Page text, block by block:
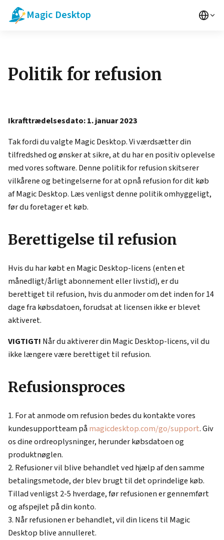
Magic Desktop
Politik for refusion
Ikrafttrædelsesdato: 1. januar 2023
Tak fordi du valgte Magic Desktop. Vi værdsætter din
tilfredshed og ønsker at sikre, at du har en positiv oplevelse
med vores software. Denne politik for refusion skitserer
vilkårene og betingelserne for at opnå refusion for dit køb
af Magic Desktop. Læs venligst denne politik omhyggeligt,
før du foretager et køb.
Berettigelse til refusion
Hvis du har købt en Magic Desktop-licens (enten et
månedligt/årligt abonnement eller livstid), er du
berettiget til refusion, hvis du anmoder om det inden for 14
dage fra købsdatoen, forudsat at licensen ikke er blevet
aktiveret.
VIGTIGT! Når du aktiverer din Magic Desktop-licens, vil du
ikke længere være berettiget til refusion.
Refusionsproces
For at anmode om refusion bedes du kontakte vores
kundesupportteam på magicdesktop.com/go/support. Giv
os dine ordreoplysninger, herunder købsdatoen og
produktnøglen.
Refusioner vil blive behandlet ved hjælp af den samme
betalingsmetode, der blev brugt til det oprindelige køb.
Tillad venligst 2-5 hverdage, før refusionen er gennemført
og afspejlet på din konto.
Når refusionen er behandlet, vil din licens til Magic
Desktop blive annulleret.